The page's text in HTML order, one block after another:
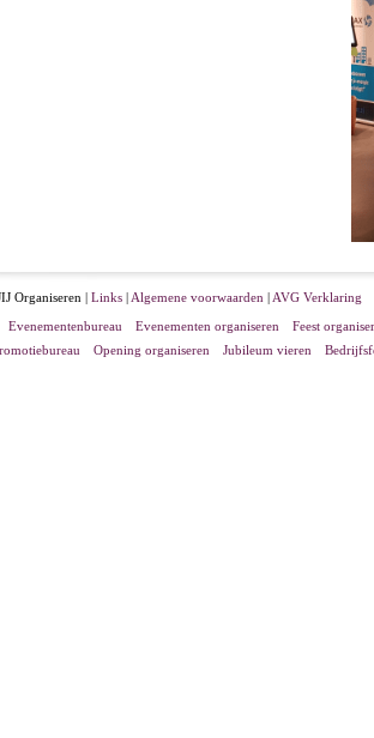
Organiseren | Links | Algemene voorwaarden | AVG Verklaring
Evenementenbureau Evenementen organiseren
Feest
Opening organiseren Jubileum vieren